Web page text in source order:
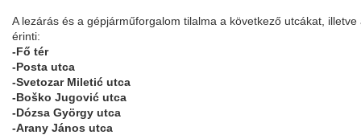
A lezárás és a gépjárműforgalom tilalma a következő utcákat,
érinti:
-Fő tér
-Posta utca
-Svetozar Miletić utca
-Boško Jugović utca
-Dózsa György utca
-Arany János utca